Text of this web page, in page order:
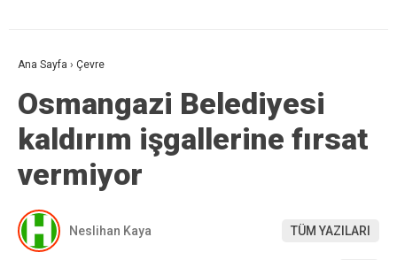
Ana Sayfa › Çevre
Osmangazi Belediyesi
kaldırım işgallerine fırsat
vermiyor
Neslihan Kaya TÜM YAZILARI